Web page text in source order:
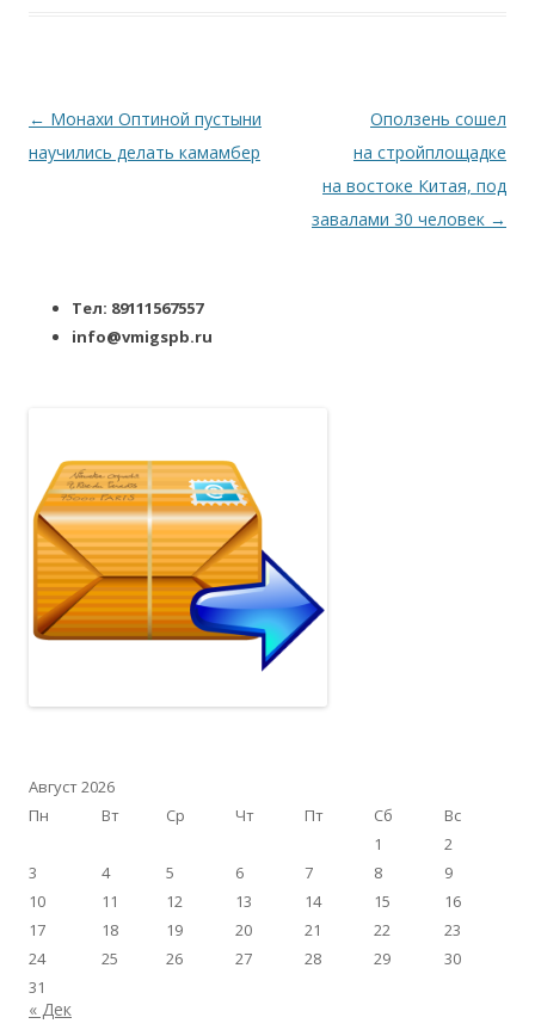
Навигация по записям
← Монахи Оптиной пустыни
научились делать камамбер
Оползень сошел
на стройплощадке
на востоке Китая, под
завалами 30 человек →
Тел: 89111567557
info@vmigspb.ru
Август 2026
Пн
Вт Ср Чт Пт Сб
Вс
1
2
3
4 5 6 7 8
9
10
11 12 13 14 15
16
17
18 19 20 21 22
23
24
25 26 27 28 29
30
31
« Дек